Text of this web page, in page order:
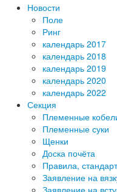
Новости
Поле
Ринг
календарь 2017
календарь 2018
календарь 2019
календарь 2020
календарь 2022
Секция
Племенные
Племенные суки
Щенки
Доска почёта
Правила,
Заявление на
Заявление на